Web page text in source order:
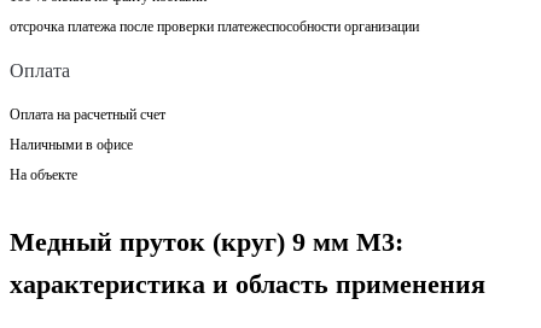
отсрочка платежа после проверки платежеспособности организации
Оплата
Оплата на расчетный счет
Наличными в офисе
На объекте
Медный пруток (круг) 9 мм М3:
характеристика и область применения